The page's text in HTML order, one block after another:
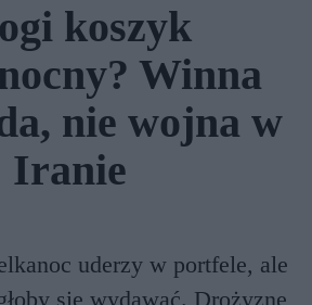
koszyk
Winna
nie wojna w
Iranie
uderzy w portfele, ale
się wydawać. Drożyznę